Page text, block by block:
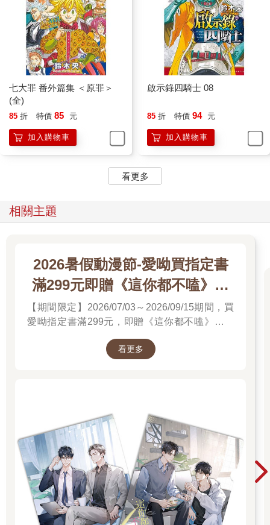
七大罪 番外篇集 ＜原罪＞
(全)
85 折 特價 85 元
加入購物車
啟示錄四騎士 08
85 折 特價 94 元
加入購物車
看更多
相關主題
2026暑假動漫節-愛呦買指定書
滿299元即贈《這你都不嗑》文
件夾
【期間限定】2026/07/03～2026/09/15期間，買
愛呦指定書滿299元，即贈《這你都不嗑》文件
夾！單筆訂單不累贈，數量有限，送完為止！
看更多